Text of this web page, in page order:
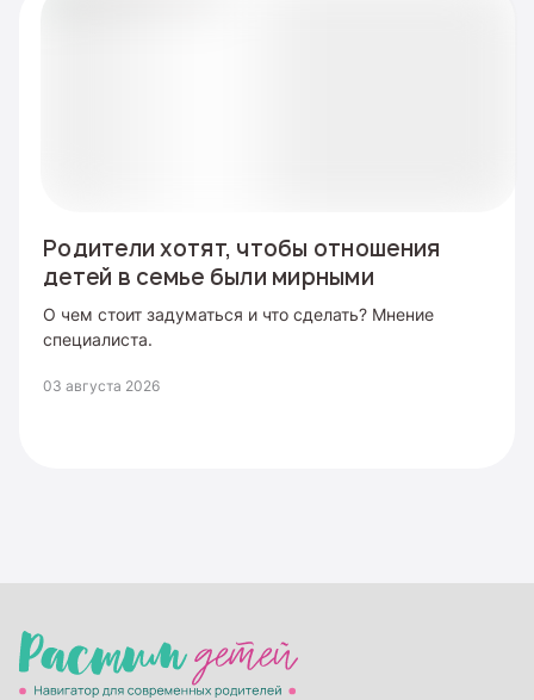
Родители хотят, чтобы отношения
детей в семье были мирными
О чем стоит задуматься и что сделать? Мнение
специалиста.
03 августа 2026